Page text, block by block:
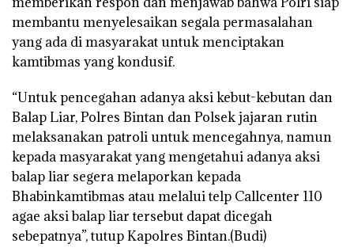
membantu menyelesaikan segala permasalahan
yang ada di masyarakat untuk menciptakan
kamtibmas yang kondusif.
“Untuk pencegahan adanya aksi kebut-kebutan dan
Balap Liar, Polres Bintan dan Polsek jajaran rutin
melaksanakan patroli untuk mencegahnya, namun
kepada masyarakat yang mengetahui adanya aksi
balap liar segera melaporkan kepada
Bhabinkamtibmas atau melalui telp Callcenter 110
agae aksi balap liar tersebut dapat dicegah
sebepatnya”, tutup Kapolres Bintan.(Budi)